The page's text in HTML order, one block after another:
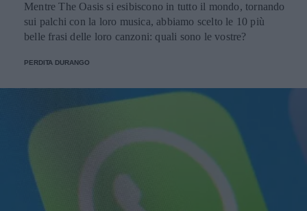
Mentre The Oasis si esibiscono in tutto il mondo, tornando
sui palchi con la loro musica, abbiamo scelto le 10 più
belle frasi delle loro canzoni: quali sono le vostre?
PERDITA DURANGO